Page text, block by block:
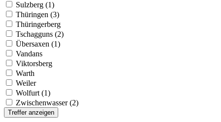
Sulzberg (1)
Thüringen (3)
Thüringerberg
Tschagguns (2)
Übersaxen (1)
Vandans
Viktorsberg
Warth
Weiler
Wolfurt (1)
Zwischenwasser (2)
Treffer anzeigen